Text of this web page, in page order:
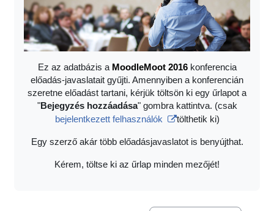
Ez az adatbázis a MoodleMoot 2016konferencia
előadás-javaslatait gyűjti. Amennyiben a konferencián
szeretne előadást tartani, kérjük töltsön ki egy űrlapot a
"Bejegyzés hozzáadása" gombra kattintva. (csak
bejelentkezett felhasználók
tölthetik ki)
Egy szerző akár több előadásjavaslatot is benyújthat.
Kérem, töltse ki az űrlap minden mezőjét!